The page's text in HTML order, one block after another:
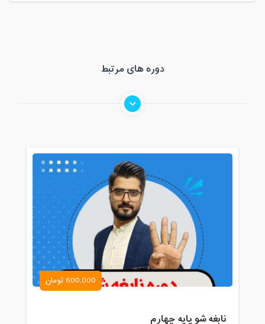
دوره های مرتبط
600,000 تومان
نابغه شو پایه چهارم